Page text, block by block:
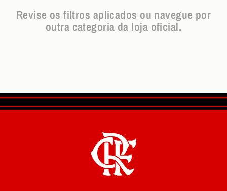
Revise os filtros aplicados ou navegue por
outra categoria da loja oficial.